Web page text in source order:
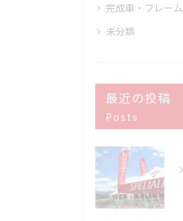
完成車・フレーム
未分類
最近の投稿
Posts